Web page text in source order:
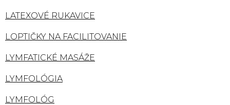
LATEXOVÉ RUKAVICE
LOPTIČKY NA FACILITOVANIE
LYMFATICKÉ MASÁŽE
LYMFOLÓGIA
LYMFOLÓG